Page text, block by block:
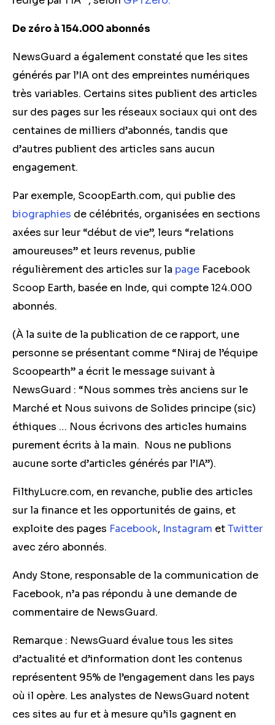
De zéro à 154.000 abonnés
NewsGuard a également constaté que les sites
générés par l’IA ont des empreintes numériques
très variables. Certains sites publient des articles
sur des pages sur les réseaux sociaux qui ont des
centaines de milliers d’abonnés, tandis que
d’autres publient des articles sans aucun
engagement.
Par exemple, ScoopEarth.com, qui publie des
biographies de célébrités, organisées en sections
axées sur leur “début de vie”, leurs “relations
amoureuses” et leurs revenus, publie
régulièrement des articles sur la page Facebook
Scoop Earth, basée en Inde, qui compte 124.000
abonnés.
(À la suite de la publication de ce rapport, une
personne se présentant comme “Niraj de l’équipe
Scoopearth” a écrit le message suivant à
NewsGuard : “Nous sommes très anciens sur le
Marché et Nous suivons de Solides principe (sic)
éthiques … Nous écrivons des articles humains
purement écrits à la main. Nous ne publions
aucune sorte d’articles générés par l’IA”).
FilthyLucre.com, en revanche, publie des articles
sur la finance et les opportunités de gains, et
exploite des pages Facebook, Instagram etTwitter
avec zéro abonnés.
Andy Stone, responsable de la communication de
Facebook, n’a pas répondu à une demande de
commentaire de NewsGuard.
Remarque : NewsGuard évalue tous les sites
d’actualité et d’information dont les contenus
représentent 95% de l’engagement dans les pays
où il opère. Les analystes de NewsGuard notent
ces sites au fur et à mesure qu’ils gagnent en